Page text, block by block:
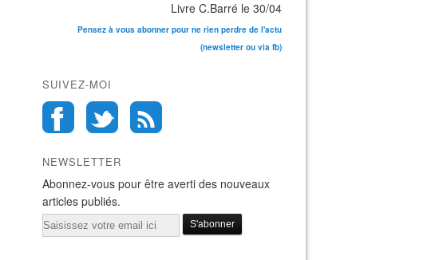
Livre C.Barré le 30/04
Pensez à vous abonner pour ne rien perdre de l'actu
(newsletter ou via fb)
SUIVEZ-MOI
NEWSLETTER
Abonnez-vous pour être averti des nouveaux
articles publiés.
Email